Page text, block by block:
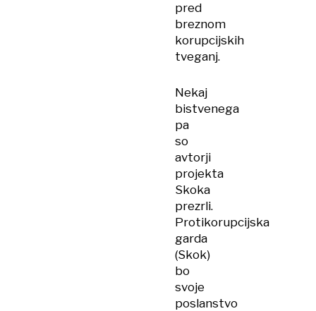
pred
breznom
korupcijskih
tveganj.
Nekaj
bistvenega
pa
so
avtorji
projekta
Skoka
prezrli.
Protikorupcijska
garda
(Skok)
bo
svoje
poslanstvo